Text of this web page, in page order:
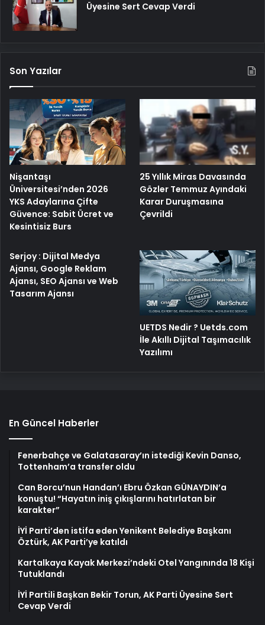
Üyesine Sert Cevap Verdi
Son Yazılar
Nişantaşı
Üniversitesi’nden 2026
YKS Adaylarına Çifte
Güvence: Sabit Ücret ve
Kesintisiz Burs
25 Yıllık Miras Davasında
Gözler Temmuz Ayındaki
Karar Duruşmasına
Çevrildi
Serjoy : Dijital Medya
Ajansı, Google Reklam
Ajansı, SEO Ajansı ve Web
Tasarım Ajansı
UETDS Nedir ? Uetds.com
İle Akıllı Dijital Taşımacılık
Yazılımı
En Güncel Haberler
Fenerbahçe ve Galatasaray’ın istediği Kevin Danso,
Tottenham’a transfer oldu
Can Borcu’nun Handan’ı Ebru Özkan GÜNAYDIN’a
konuştu! “Hayatın iniş çıkışlarını hatırlatan bir
karakter”
İYİ Parti’den istifa eden Yenikent Belediye Başkanı
Öztürk, AK Parti’ye katıldı
Kartalkaya Kayak Merkezi’ndeki Otel Yangınında 18 Kişi
Tutuklandı
İYİ Partili Başkan Bekir Torun, AK Parti Üyesine Sert
Cevap Verdi